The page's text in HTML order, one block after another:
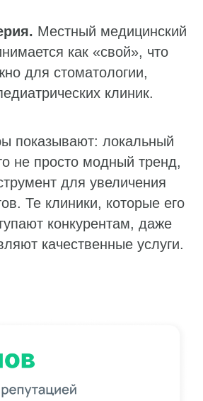
Местный медицинский
как «свой», что
для стоматологии,
клиник.
показывают: локальный
не просто модный тренд,
для увеличения
Те клиники, которые его
конкурентам, даже
качественные услуги.